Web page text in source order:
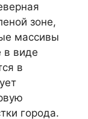
зоне,
массивы
в виде
в
города.